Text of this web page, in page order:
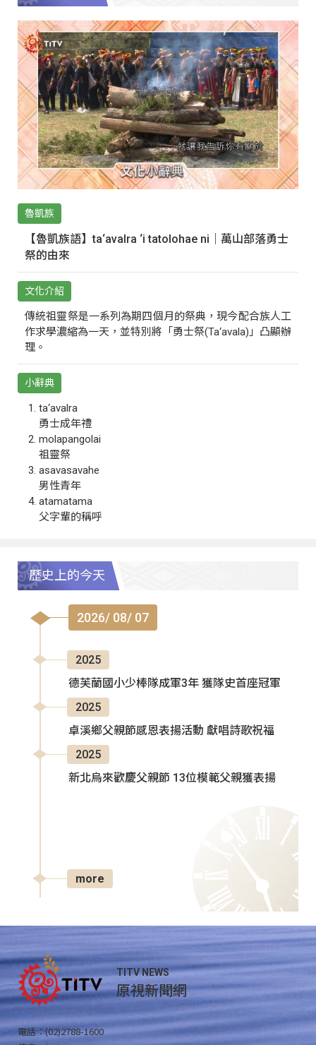
魯凱族
【魯凱族語】ta‘avalra ‘i tatolohae ni｜萬山部落勇士
祭的由來
文化介紹
傳統祖靈祭是一系列為期四個月的祭典，現今配合族人工
作求學濃縮為一天，並特別將「勇士祭(Ta‘avala)」凸顯辦
理。
小辭典
ta‘avalra
勇士成年禮
molapangolai
祖靈祭
asavasavahe
男性青年
atamatama
父字輩的稱呼
歷史上的今天
2026/ 08/ 07
2025
德芙蘭國小少棒隊成軍3年 獲隊史首座冠軍
2025
卓溪鄉父親節感恩表揚活動 獻唱詩歌祝福
2025
新北烏來歡慶父親節 13位模範父親獲表揚
more
TITV NEWS
原視新聞網
電話：(02)2788-1600